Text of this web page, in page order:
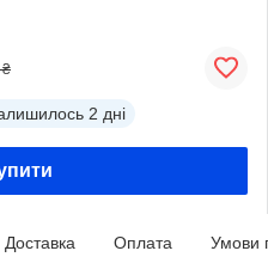
₴
2 дні
Доставка Оплата Умови